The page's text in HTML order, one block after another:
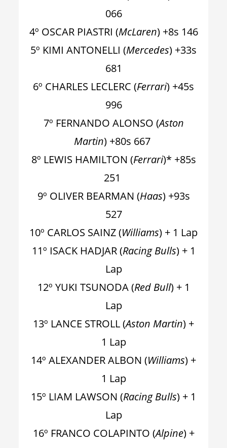
066
4º OSCAR PIASTRI (McLaren) +8s 146
5º KIMI ANTONELLI (Mercedes) +33s
681
6º CHARLES LECLERC (Ferrari) +45s
996
7º FERNANDO ALONSO (Aston
Martin) +80s 667
8º LEWIS HAMILTON (Ferrari)* +85s
251
9º OLIVER BEARMAN (Haas) +93s
527
10º CARLOS SAINZ (Williams) + 1 Lap
11º ISACK HADJAR (Racing Bulls) + 1
Lap
12º YUKI TSUNODA (Red Bull) + 1
Lap
13º LANCE STROLL (Aston Martin) +
1 Lap
14º ALEXANDER ALBON (Williams) +
1 Lap
15º LIAM LAWSON (Racing Bulls) + 1
Lap
16º FRANCO COLAPINTO (Alpine) +